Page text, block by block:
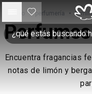
• perfumería •
Encuentra fragancias
notas de limón y